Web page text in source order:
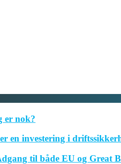
er nok?
en investering i
til både EU og Great